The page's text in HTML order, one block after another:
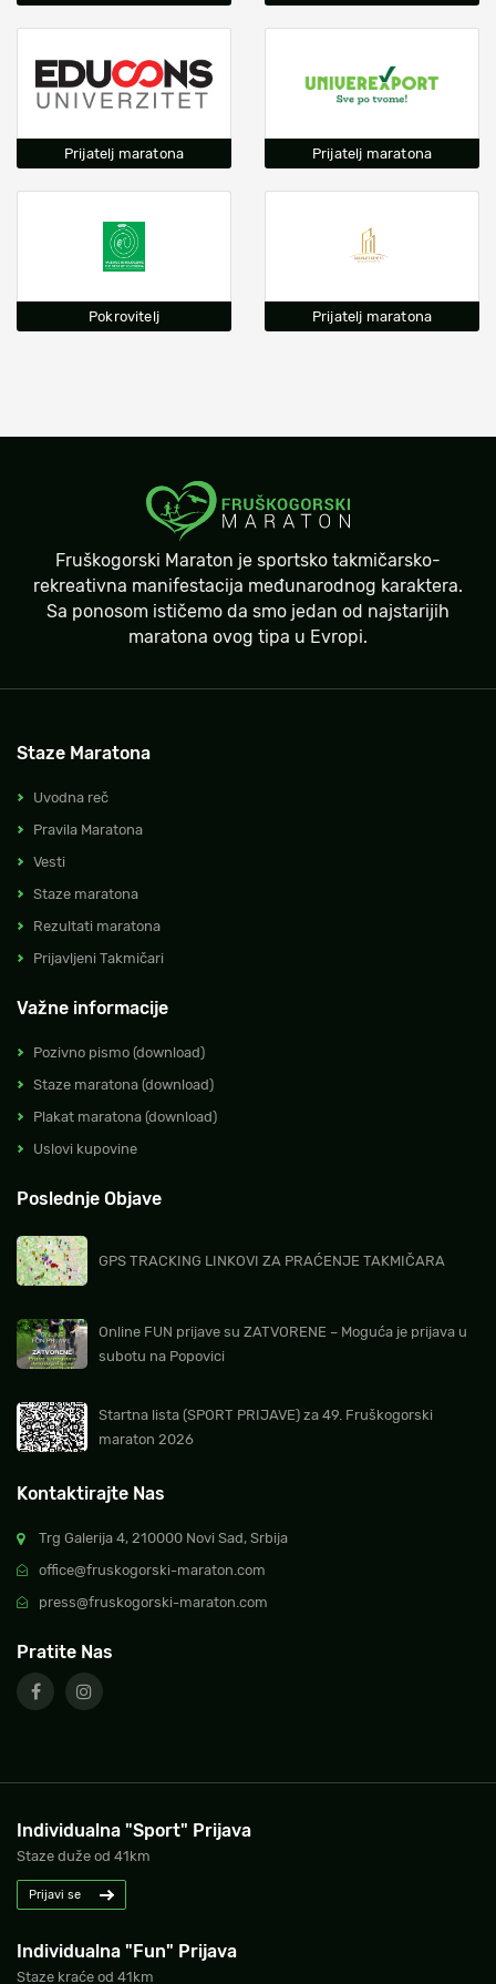
Prijatelj maratona Prijatelj maratona
Pokrovitelj Prijatelj maratona
Fruškogorski Maraton je sportsko takmičarsko-
rekreativna manifestacija međunarodnog karaktera.
Sa ponosom ističemo da smo jedan od najstarijih
maratona ovog tipa u Evropi.
Staze Maratona
Uvodna reč
Pravila Maratona
Vesti
Staze maratona
Rezultati maratona
Prijavljeni Takmičari
Važne informacije
Pozivno pismo (download)
Staze maratona (download)
Plakat maratona (download)
Uslovi kupovine
Poslednje Objave
GPS TRACKING LINKOVI ZA PRAĆENJE TAKMIČARA
Online FUN prijave su ZATVORENE – Moguća je prijava u
subotu na Popovici
Startna lista (SPORT PRIJAVE) za 49. Fruškogorski
maraton 2026
Kontaktirajte Nas
Trg Galerija 4, 210000 Novi Sad, Srbija
office@fruskogorski-maraton.com
press@fruskogorski-maraton.com
Pratite Nas
Individualna "Sport" Prijava
Staze duže od 41km
Prijavi se
Individualna "Fun" Prijava
Staze kraće od 41km